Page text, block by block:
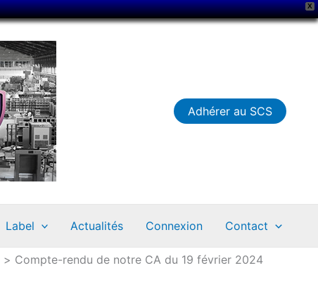
X
Adhérer au SCS
Label Actualités Connexion Contact
Compte-rendu de notre CA du 19 février 2024